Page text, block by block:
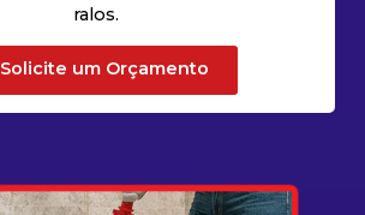
ralos.
Solicite um Orçamento